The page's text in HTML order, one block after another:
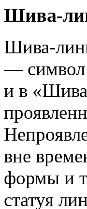
Шива-
Шива-
— символ
и в
вне
формы и
статуя